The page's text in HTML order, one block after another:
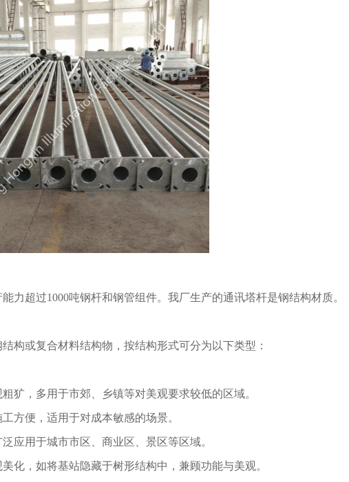
力超过1000吨钢杆和钢管组件。我厂生产的通讯塔杆是钢结构材质。
构或复合材料结构物，按结构形式可分为以下类型：
犷，多用于市郊、乡镇等对美观要求较低的区域。
方便，适用于对成本敏感的场景。
应用于城市市区、商业区、景区等区域。
化，如将基站隐藏于树形结构中，兼顾功能与美观。